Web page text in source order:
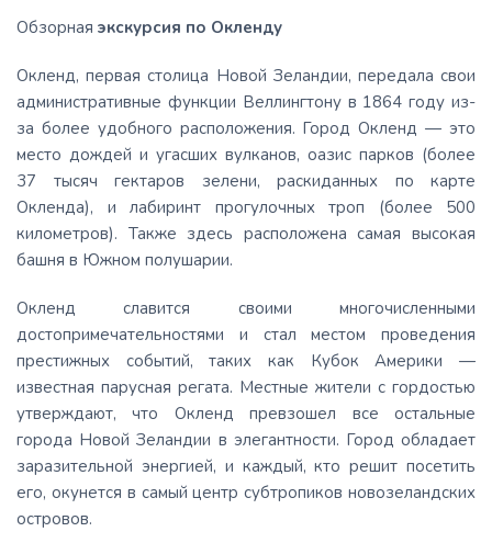
Обзорная экскурсия по Окленду
Окленд, первая столица Новой Зеландии, передала свои
административные функции Веллингтону в 1864 году из-
за более удобного расположения. Город Окленд — это
место дождей и угасших вулканов, оазис парков (более
37 тысяч гектаров зелени, раскиданных по карте
Окленда), и лабиринт прогулочных троп (более 500
километров). Также здесь расположена самая высокая
башня в Южном полушарии.
Окленд славится своими многочисленными
достопримечательностями и стал местом проведения
престижных событий, таких как Кубок Америки —
известная парусная регата. Местные жители с гордостью
утверждают, что Окленд превзошел все остальные
города Новой Зеландии в элегантности. Город обладает
заразительной энергией, и каждый, кто решит посетить
его, окунется в самый центр субтропиков новозеландских
островов.